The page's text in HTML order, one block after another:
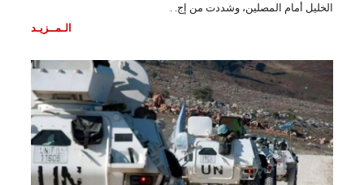
الخليل أمام المصلين، وشددت من إج. .
الـمــزيـد